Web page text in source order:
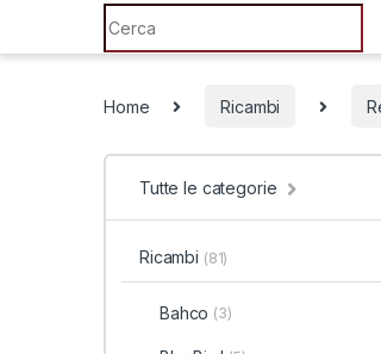
Search for:
Home Ricambi
Tutte le categorie
Ricambi (81)
Bahco (3)